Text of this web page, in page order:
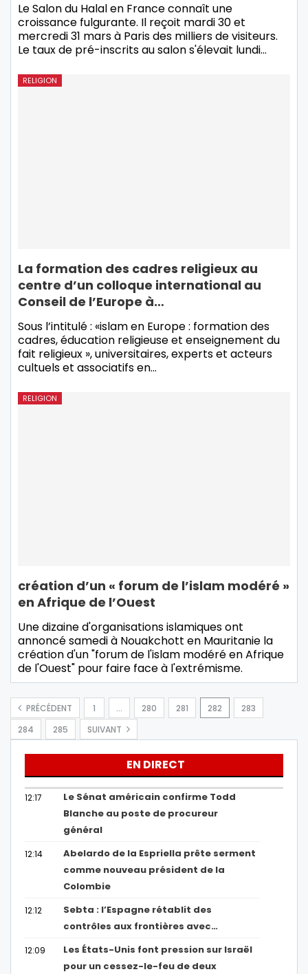
Le Salon du Halal en France connaît une
croissance fulgurante. Il reçoit mardi 30 et
mercredi 31 mars à Paris des milliers de visiteurs.
Le taux de pré-inscrits au salon s'élevait lundi…
RELIGION
La formation des cadres religieux au
centre d’un colloque international au
Conseil de l’Europe à…
Sous l’intitulé : «islam en Europe : formation des
cadres, éducation religieuse et enseignement du
fait religieux », universitaires, experts et acteurs
cultuels et associatifs en…
RELIGION
création d’un « forum de l’islam modéré »
en Afrique de l’Ouest
Une dizaine d'organisations islamiques ont
annoncé samedi à Nouakchott en Mauritanie la
création d'un "forum de l'islam modéré en Afrique
de l'Ouest" pour faire face à l'extrémisme.
PRÉCÉDENT 1 … 280 281 282
283
284
285 SUIVANT
EN DIRECT
12:17
Le Sénat américain confirme Todd
Blanche au poste de procureur
général
12:14
Abelardo de la Espriella prête serment
comme nouveau président de la
Colombie
12:12
Sebta : l’Espagne rétablit des
contrôles aux frontières avec…
12:09
Les États-Unis font pression sur Israël
pour un cessez-le-feu de deux